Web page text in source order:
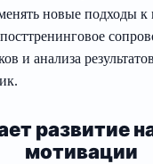
новые подходы к
и анализа
развитие
мотивации